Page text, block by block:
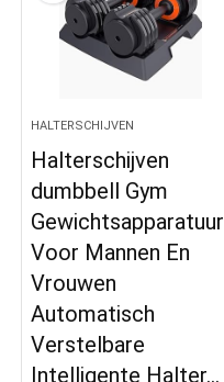
HALTERSCHIJVEN
Halterschijven
dumbbell Gym
Gewichtsapparatuur
Voor Mannen En
Vrouwen
Automatisch
Verstelbare
Intelligente Halter…